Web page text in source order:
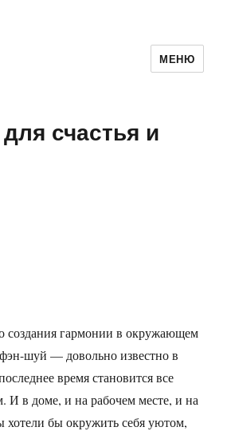
МЕНЮ
счастья и
создания гармонии в окружающем
шуй — довольно известно в
время становится все
И в доме, и на рабочем месте, и на
хотели бы окружить себя уютом,